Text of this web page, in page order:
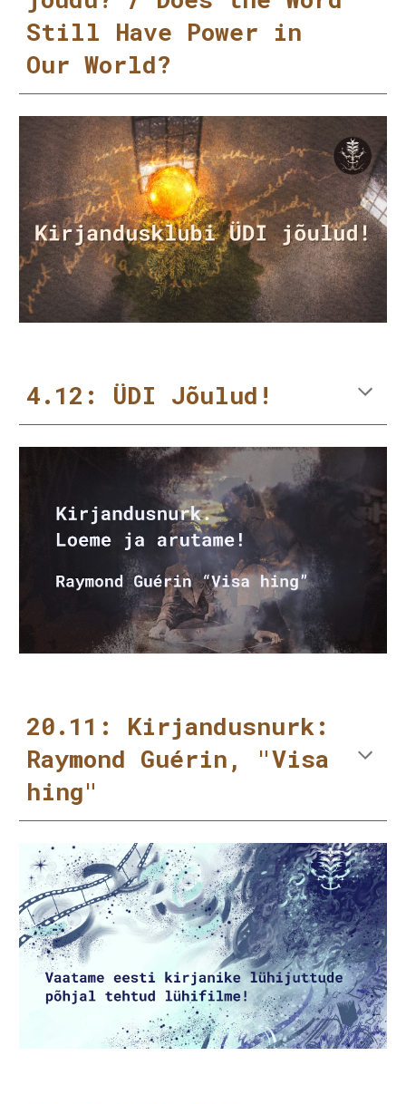
Still Have Power in
Our World?
4.12: ÜDI Jõulud!
20.11: Kirjandusnurk:
Raymond Guérin, "Visa
hing"